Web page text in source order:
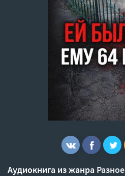
Аудиокнига из жанра Разное